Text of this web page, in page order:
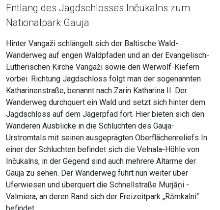
Entlang des Jagdschlosses Inčukalns zum
Nationalpark Gauja
Hinter Vangaži schlängelt sich der Baltische Wald-
Wanderweg auf engen Waldpfaden und an der Evangelisch-
Lutherischen Kirche Vangaži sowie den Werwolf-Kiefern
vorbei. Richtung Jagdschloss folgt man der sogenannten
Katharinenstraße, benannt nach Zarin Katharina II. Der
Wanderweg durchquert ein Wald und setzt sich hinter dem
Jagdschloss auf dem Jägerpfad fort. Hier bieten sich den
Wanderen Ausblicke in die Schluchten des Gauja-
Urstromtals mit seinen ausgeprägten Oberflächenreliefs In
einer der Schluchten befindet sich die Velnala-Höhle von
Inčukalns, in der Gegend sind auch mehrere Altarme der
Gauja zu sehen. Der Wanderweg führt nun weiter über
Uferwiesen und überquert die Schnellstraße Murjāņi -
Valmiera, an deren Rand sich der Freizeitpark „Rāmkalni“